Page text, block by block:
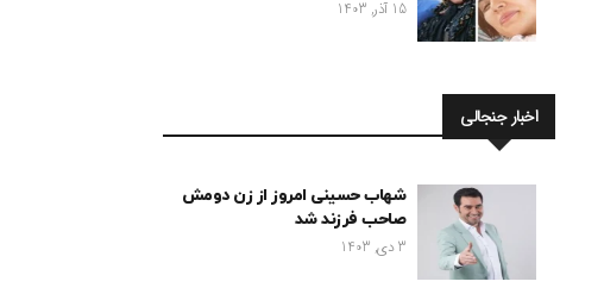
15 آذر, 1403
اخبار جنجالی
شهاب حسینی امروز از زن دومش
صاحب فرزند شد
3 دی, 1403